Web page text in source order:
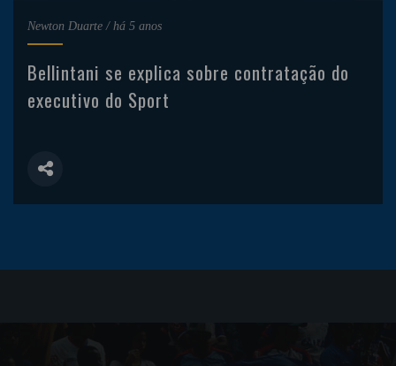
Newton Duarte / há 5 anos
Bellintani se explica sobre contratação do
executivo do Sport